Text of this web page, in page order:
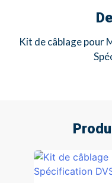
Kit de câblage pour